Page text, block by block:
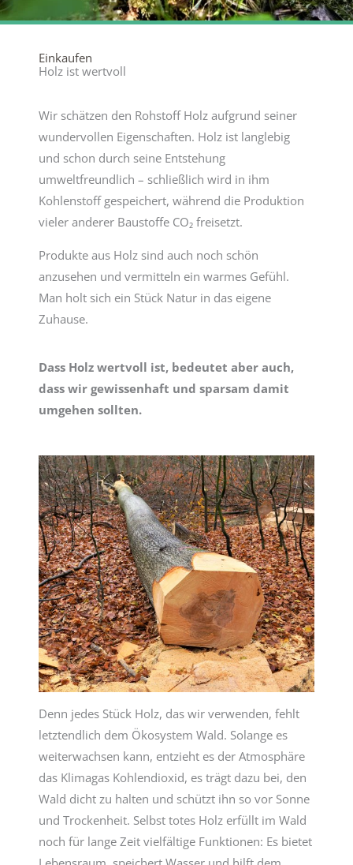
Einkaufen
Holz ist wertvoll
Wir schätzen den Rohstoff Holz aufgrund seiner
wundervollen Eigenschaften. Holz ist langlebig
und schon durch seine Entstehung
umweltfreundlich – schließlich wird in ihm
Kohlenstoff gespeichert, während die Produktion
vieler anderer Baustoffe CO₂ freisetzt.
Produkte aus Holz sind auch noch schön
anzusehen und vermitteln ein warmes Gefühl.
Man holt sich ein Stück Natur in das eigene
Zuhause.
Dass Holz wertvoll ist, bedeutet aber auch,
dass wir gewissenhaft und sparsam damit
umgehen sollten.
Denn jedes Stück Holz, das wir verwenden, fehlt
letztendlich dem Ökosystem Wald. Solange es
weiterwachsen kann, entzieht es der Atmosphäre
das Klimagas Kohlendioxid, es trägt dazu bei, den
Wald dicht zu halten und schützt ihn so vor Sonne
und Trockenheit. Selbst totes Holz erfüllt im Wald
noch für lange Zeit vielfältige Funktionen: Es bietet